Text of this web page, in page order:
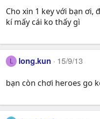
Cho xin 1 key với bạn ơi,
kí mấy cái ko thấy gì
long.kun 15/9/13
bạn còn chơi heroes go